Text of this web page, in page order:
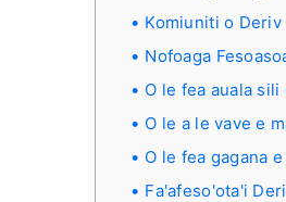
Komiuniti o Deriv
Nofoaga
O le fea auala sili
O le a le vave e
O le fea gagana
Fa'afeso'ota'i